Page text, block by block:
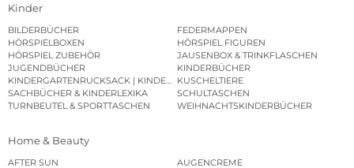
Kinder
BILDERBÜCHER
FEDERMAPPEN
HÖRSPIELBOXEN
HÖRSPIEL FIGUREN
HÖRSPIEL ZUBEHÖR
JAUSENBOX & TRINKFLASCHEN
JUGENDBÜCHER
KINDERBÜCHER
KINDERGARTENRUCKSACK | KINDERGARTENBEUTEL
KUSCHELTIERE
SACHBÜCHER & KINDERLEXIKA
SCHULTASCHEN
TURNBEUTEL & SPORTTASCHEN
WEIHNACHTSKINDERBÜCHER
Home & Beauty
AFTER SUN
AUGENCREME